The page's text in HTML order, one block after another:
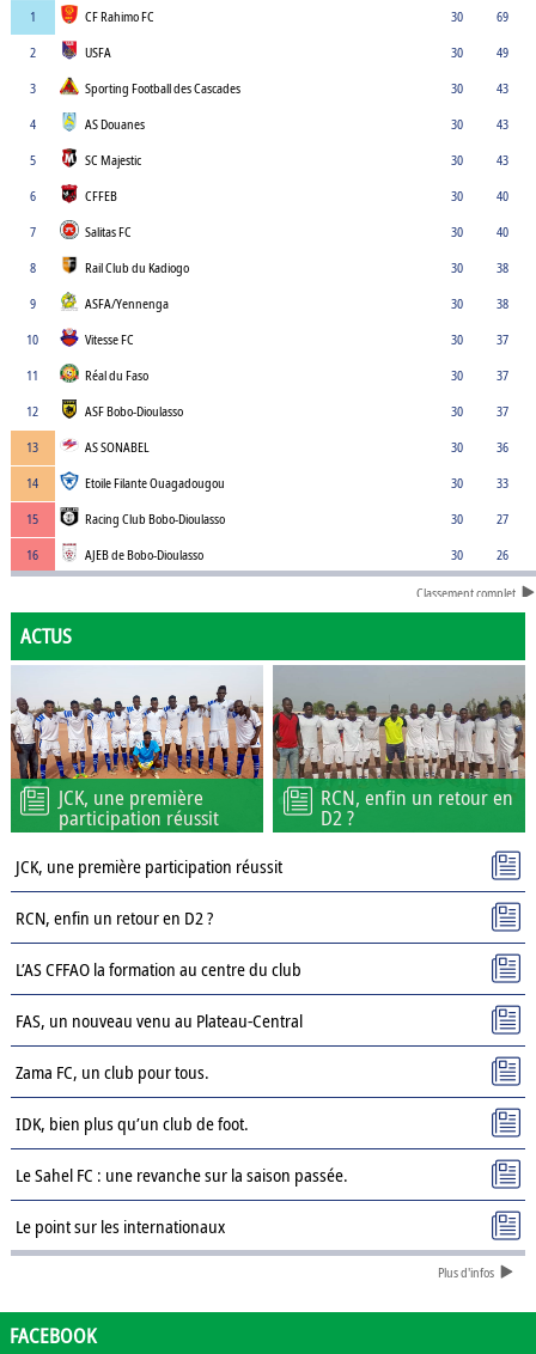
1
CF Rahimo FC 30
69
2
USFA 30
49
3
Sporting Football des Cascades 30
43
4
AS Douanes 30
43
5
SC Majestic 30
43
6
CFFEB 30
40
7
Salitas FC 30
40
8
Rail Club du Kadiogo 30
38
9
ASFA/Yennenga 30
38
10
Vitesse FC 30
37
11
Réal du Faso 30
37
12
ASF Bobo-Dioulasso 30
37
13
AS SONABEL 30
36
14
Etoile Filante Ouagadougou 30
33
15
Racing Club Bobo-Dioulasso 30
27
16
AJEB de Bobo-Dioulasso 30 26
Classement complet
ACTUS
JCK, une première
participation réussit
RCN, enfin un retour en
D2 ?
JCK, une première participation réussit
RCN, enfin un retour en D2 ?
L’AS CFFAO la formation au centre du club
FAS, un nouveau venu au Plateau-Central
Zama FC, un club pour tous.
IDK, bien plus qu’un club de foot.
Le Sahel FC : une revanche sur la saison passée.
Le point sur les internationaux
Présentation des clubs de D3 : ASPC Tenkodogo
Plus d'infos
FACEBOOK